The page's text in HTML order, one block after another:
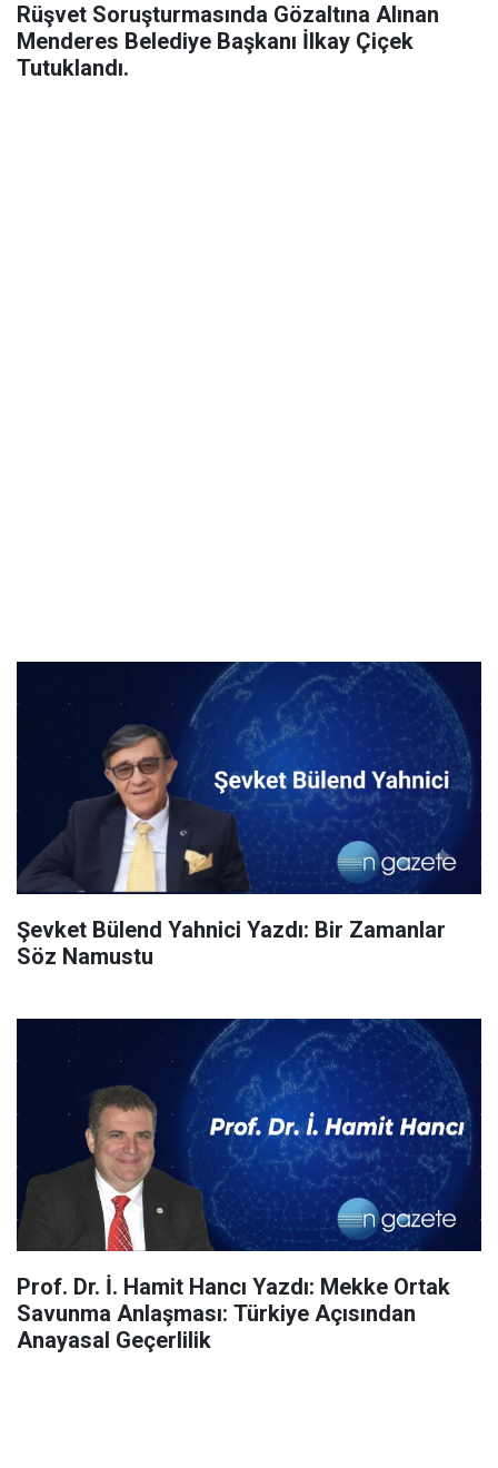
Rüşvet Soruşturmasında Gözaltına Alınan
Menderes Belediye Başkanı İlkay Çiçek
Tutuklandı.
Şevket Bülend Yahnici Yazdı: Bir Zamanlar
Söz Namustu
Prof. Dr. İ. Hamit Hancı Yazdı: Mekke Ortak
Savunma Anlaşması: Türkiye Açısından
Anayasal Geçerlilik